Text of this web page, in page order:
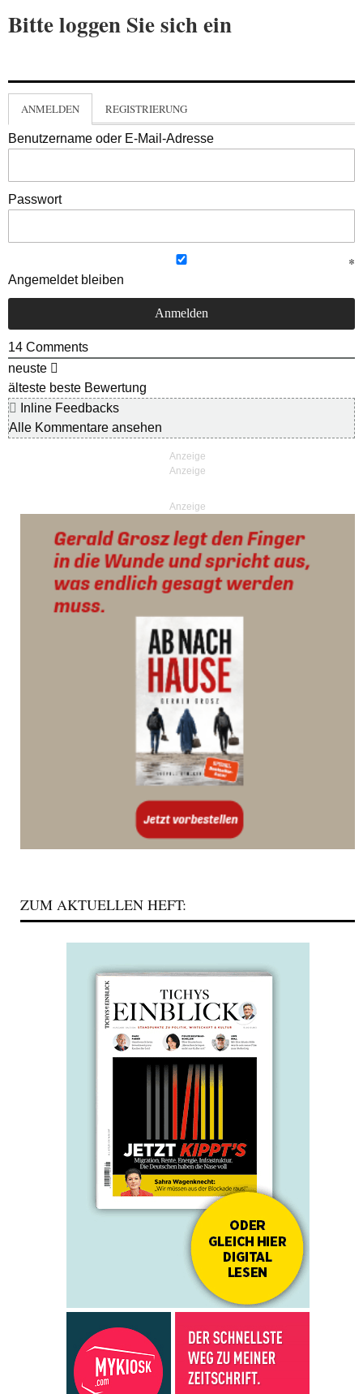
Bitte loggen Sie sich ein
ANMELDEN REGISTRIERUNG
Benutzername oder E-Mail-Adresse
Passwort
Angemeldet bleiben
14 Comments
neuste
älteste beste Bewertung
Inline Feedbacks
Alle Kommentare ansehen
Anzeige
ZUM AKTUELLEN HEFT: